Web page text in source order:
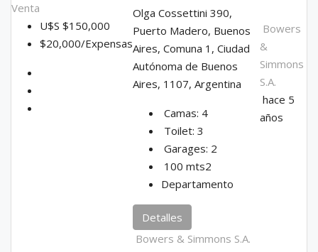
Venta
U$S $150,000
$20,000/Expensas
Olga Cossettini 390,
Puerto Madero, Buenos
Aires, Comuna 1, Ciudad
Autónoma de Buenos
Aires, 1107, Argentina
Camas: 4
Toilet: 3
Garages: 2
100 mts2
Departamento
Detalles
Bowers & Simmons S.A.
Bowers
&
Simmons
S.A.
hace 5
años